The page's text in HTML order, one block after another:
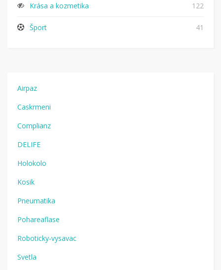
Krása a kozmetika 122
Šport 41
Airpaz
Caskrmeni
Complianz
DELIFE
Holokolo
Kosik
Pneumatika
Pohareaflase
Roboticky-vysavac
Svetla